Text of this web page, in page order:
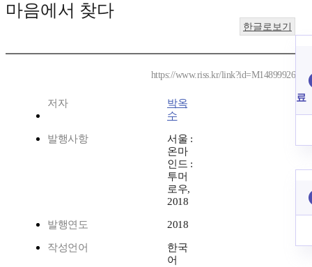
마음에서 찾다
한글로보기
https://www.riss.kr/link?id=M14899926
저자
박옥
수
발행사항
서울 :
온마
인드 :
투머
로우,
2018
발행연도 2018
작성언어
한국
어
료